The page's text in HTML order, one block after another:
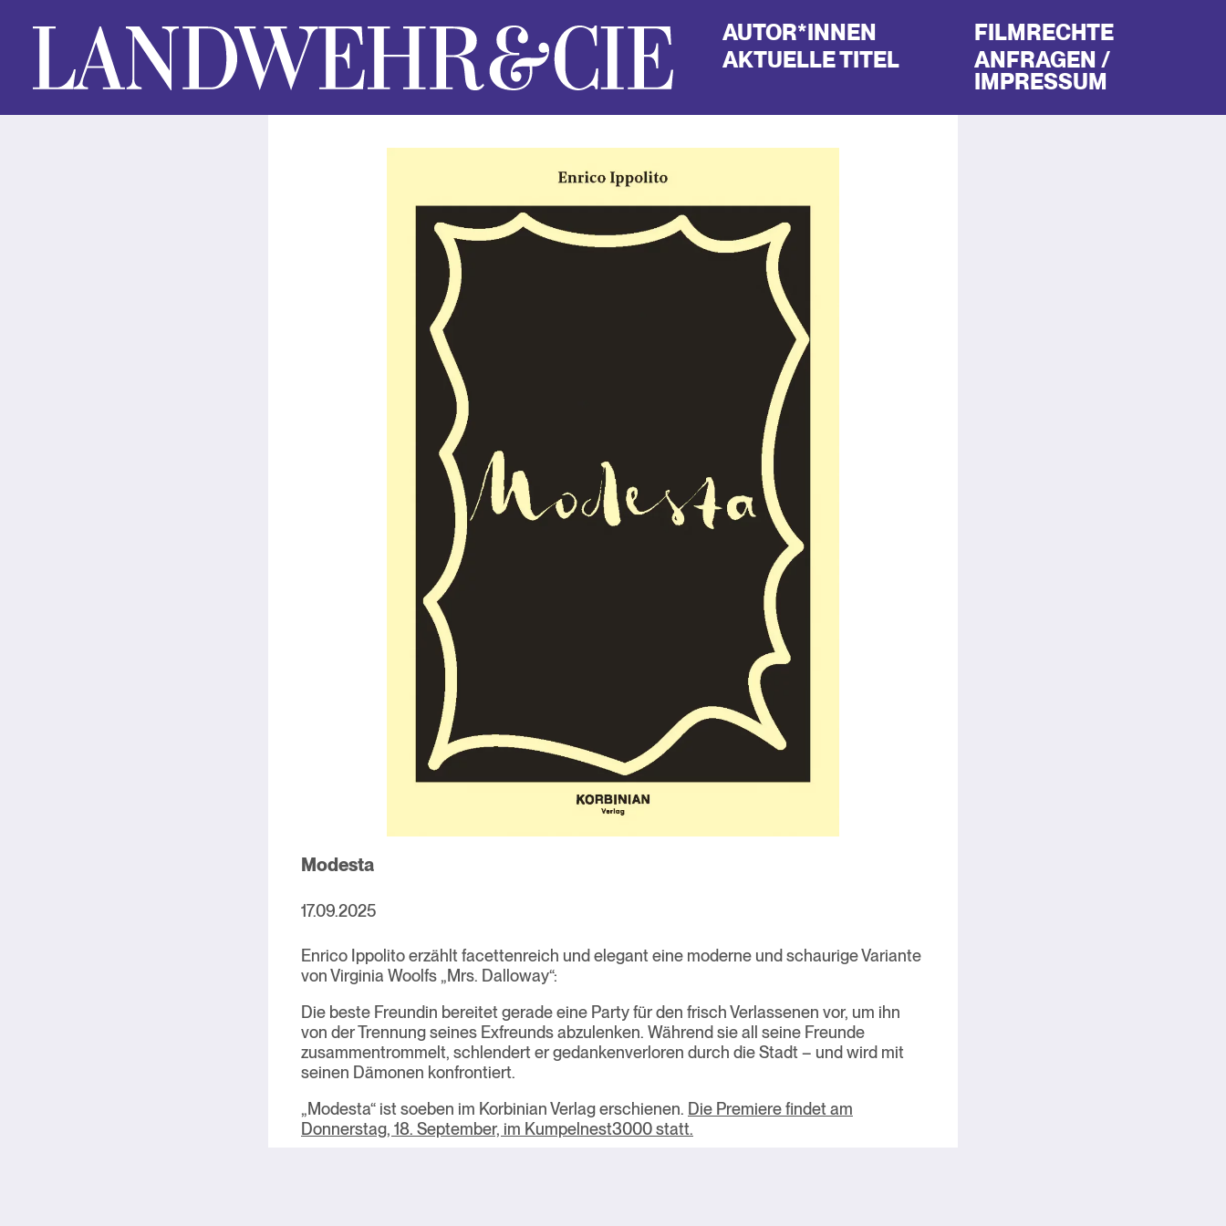
AUTOR*INNEN
AKTUELLE TITEL
FILMRECHTE
ANFRAGEN /
IMPRESSUM
Modesta
17.09.2025
Enrico Ippolito erzählt facettenreich und elegant eine moderne und schaurige Variante
von Virginia Woolfs „Mrs. Dalloway“:
Die beste Freundin bereitet gerade eine Party für den frisch Verlassenen vor, um ihn
von der Trennung seines Exfreunds abzulenken. Während sie all seine Freunde
zusammentrommelt, schlendert er gedankenverloren durch die Stadt – und wird mit
seinen Dämonen konfrontiert.
„Modesta“ ist soeben im Korbinian Verlag erschienen. Die Premiere findet am
Donnerstag, 18. September, im Kumpelnest3000 statt.